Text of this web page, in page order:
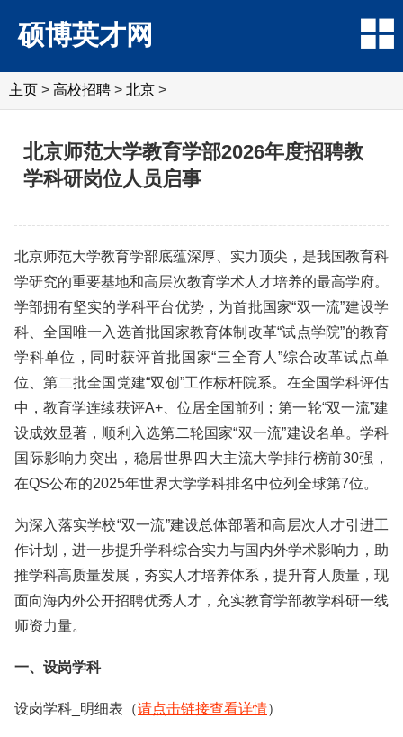
硕博英才网
主页 > 高校招聘 > 北京 >
北京师范大学教育学部2026年度招聘教
学科研岗位人员启事
北京师范大学教育学部底蕴深厚、实力顶尖，是我国教育科
学研究的重要基地和高层次教育学术人才培养的最高学府。
学部拥有坚实的学科平台优势，为首批国家“双一流”建设学
科、全国唯一入选首批国家教育体制改革“试点学院”的教育
学科单位，同时获评首批国家“三全育人”综合改革试点单
位、第二批全国党建“双创”工作标杆院系。在全国学科评估
中，教育学连续获评A+、位居全国前列；第一轮“双一流”建
设成效显著，顺利入选第二轮国家“双一流”建设名单。学科
国际影响力突出，稳居世界四大主流大学排行榜前30强，
在QS公布的2025年世界大学学科排名中位列全球第7位。
为深入落实学校“双一流”建设总体部署和高层次人才引进工
作计划，进一步提升学科综合实力与国内外学术影响力，助
推学科高质量发展，夯实人才培养体系，提升育人质量，现
面向海内外公开招聘优秀人才，充实教育学部教学科研一线
师资力量。
一、设岗学科
设岗学科_明细表（请点击链接查看详情）